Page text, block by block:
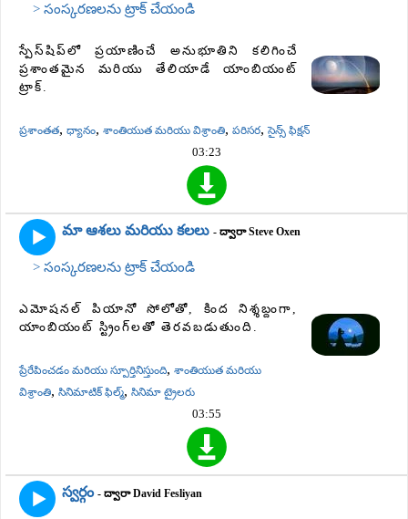
> సంస్కరణలను ట్రాక్ చేయండి
స్పేస్‌షిప్‌లో ప్రయాణించే అనుభూతిని కలిగించే
ప్రశాంతమైన మరియు తేలియాడే యాంబియంట్
ట్రాక్.
ప్రశాంతత, ధ్యానం, శాంతియుత మరియు విశ్రాంతి, పరిసర,సైన్స్ ఫిక్షన్
03:23
మా ఆశలు మరియు కలలు - ద్వారా Steve Oxen
> సంస్కరణలను ట్రాక్ చేయండి
ఎమోషనల్ పియానో ​​సోలోతో, కింద నిశ్శబ్దంగా,
యాంబియంట్ స్ట్రింగ్‌లతో తెరవబడుతుంది.
ప్రేరేపించడం మరియు స్పూర్తినిస్తుంది, శాంతియుత మరియు
విశ్రాంతి, సినిమాటిక్ ఫిల్మ్, సినిమా ట్రైలరు
03:55
స్వర్గం - ద్వారా David Fesliyan